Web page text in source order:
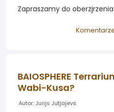
Zapraszamy do
BAIOSPHERE
Wabi-Kusa?
Autor: Jurijs Jutjajevs